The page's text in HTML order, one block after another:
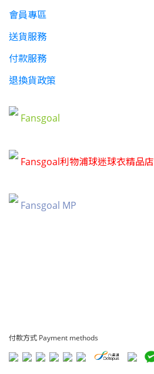
會員專區
送貨服務
付款服務
退換貨政策
Fansgoal
Fansgoal利物浦球迷球衣精品店
Fansgoal MP
付款方式 Payment methods